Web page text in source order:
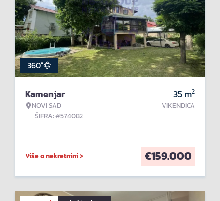
360°
Kamenjar
NOVI SAD
ŠIFRA: #574082
35m2
VIKENDICA
Više o nekretnini > €159.000